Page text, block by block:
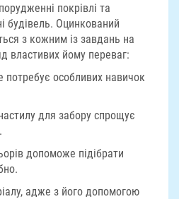
покрівлі та
будівель. Оцинкований
з кожним із завдань на
властивих йому переваг:
потребує особливих навичок
для забору спрощує
допоможе підібрати
адже з його допомогою